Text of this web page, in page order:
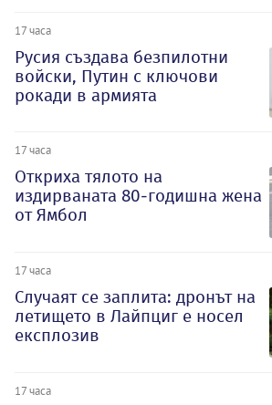
17 часа
Русия създава безпилотни
войски, Путин с ключови
рокади в армията
17 часа
Откриха тялото на
издирваната 80-годишна жена
от Ямбол
17 часа
Случаят се заплита: дронът на
летището в Лайпциг е носел
експлозив
17 часа